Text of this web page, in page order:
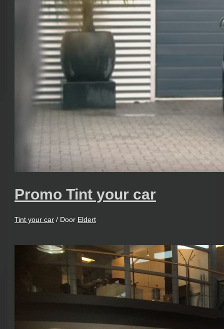
Promo Tint your car
Tint your car / Door Eldert